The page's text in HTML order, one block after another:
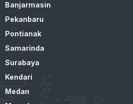
Banjarmasin
Pekanbaru
Pontianak
Samarinda
Surabaya
Kendari
Medan